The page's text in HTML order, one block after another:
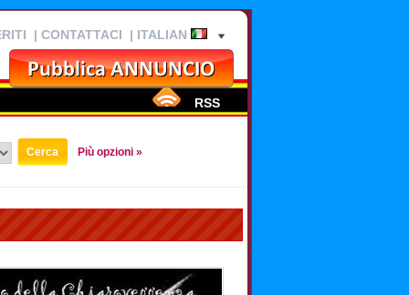
| CONTATTACI | ITALIAN
RSS
Più opzioni »